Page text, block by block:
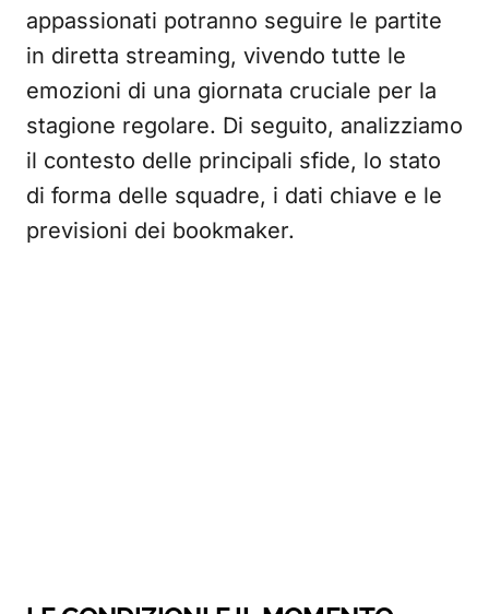
appassionati potranno seguire le partite
in diretta streaming, vivendo tutte le
emozioni di una giornata cruciale per la
stagione regolare. Di seguito, analizziamo
il contesto delle principali sfide, lo stato
di forma delle squadre, i dati chiave e le
previsioni dei bookmaker.